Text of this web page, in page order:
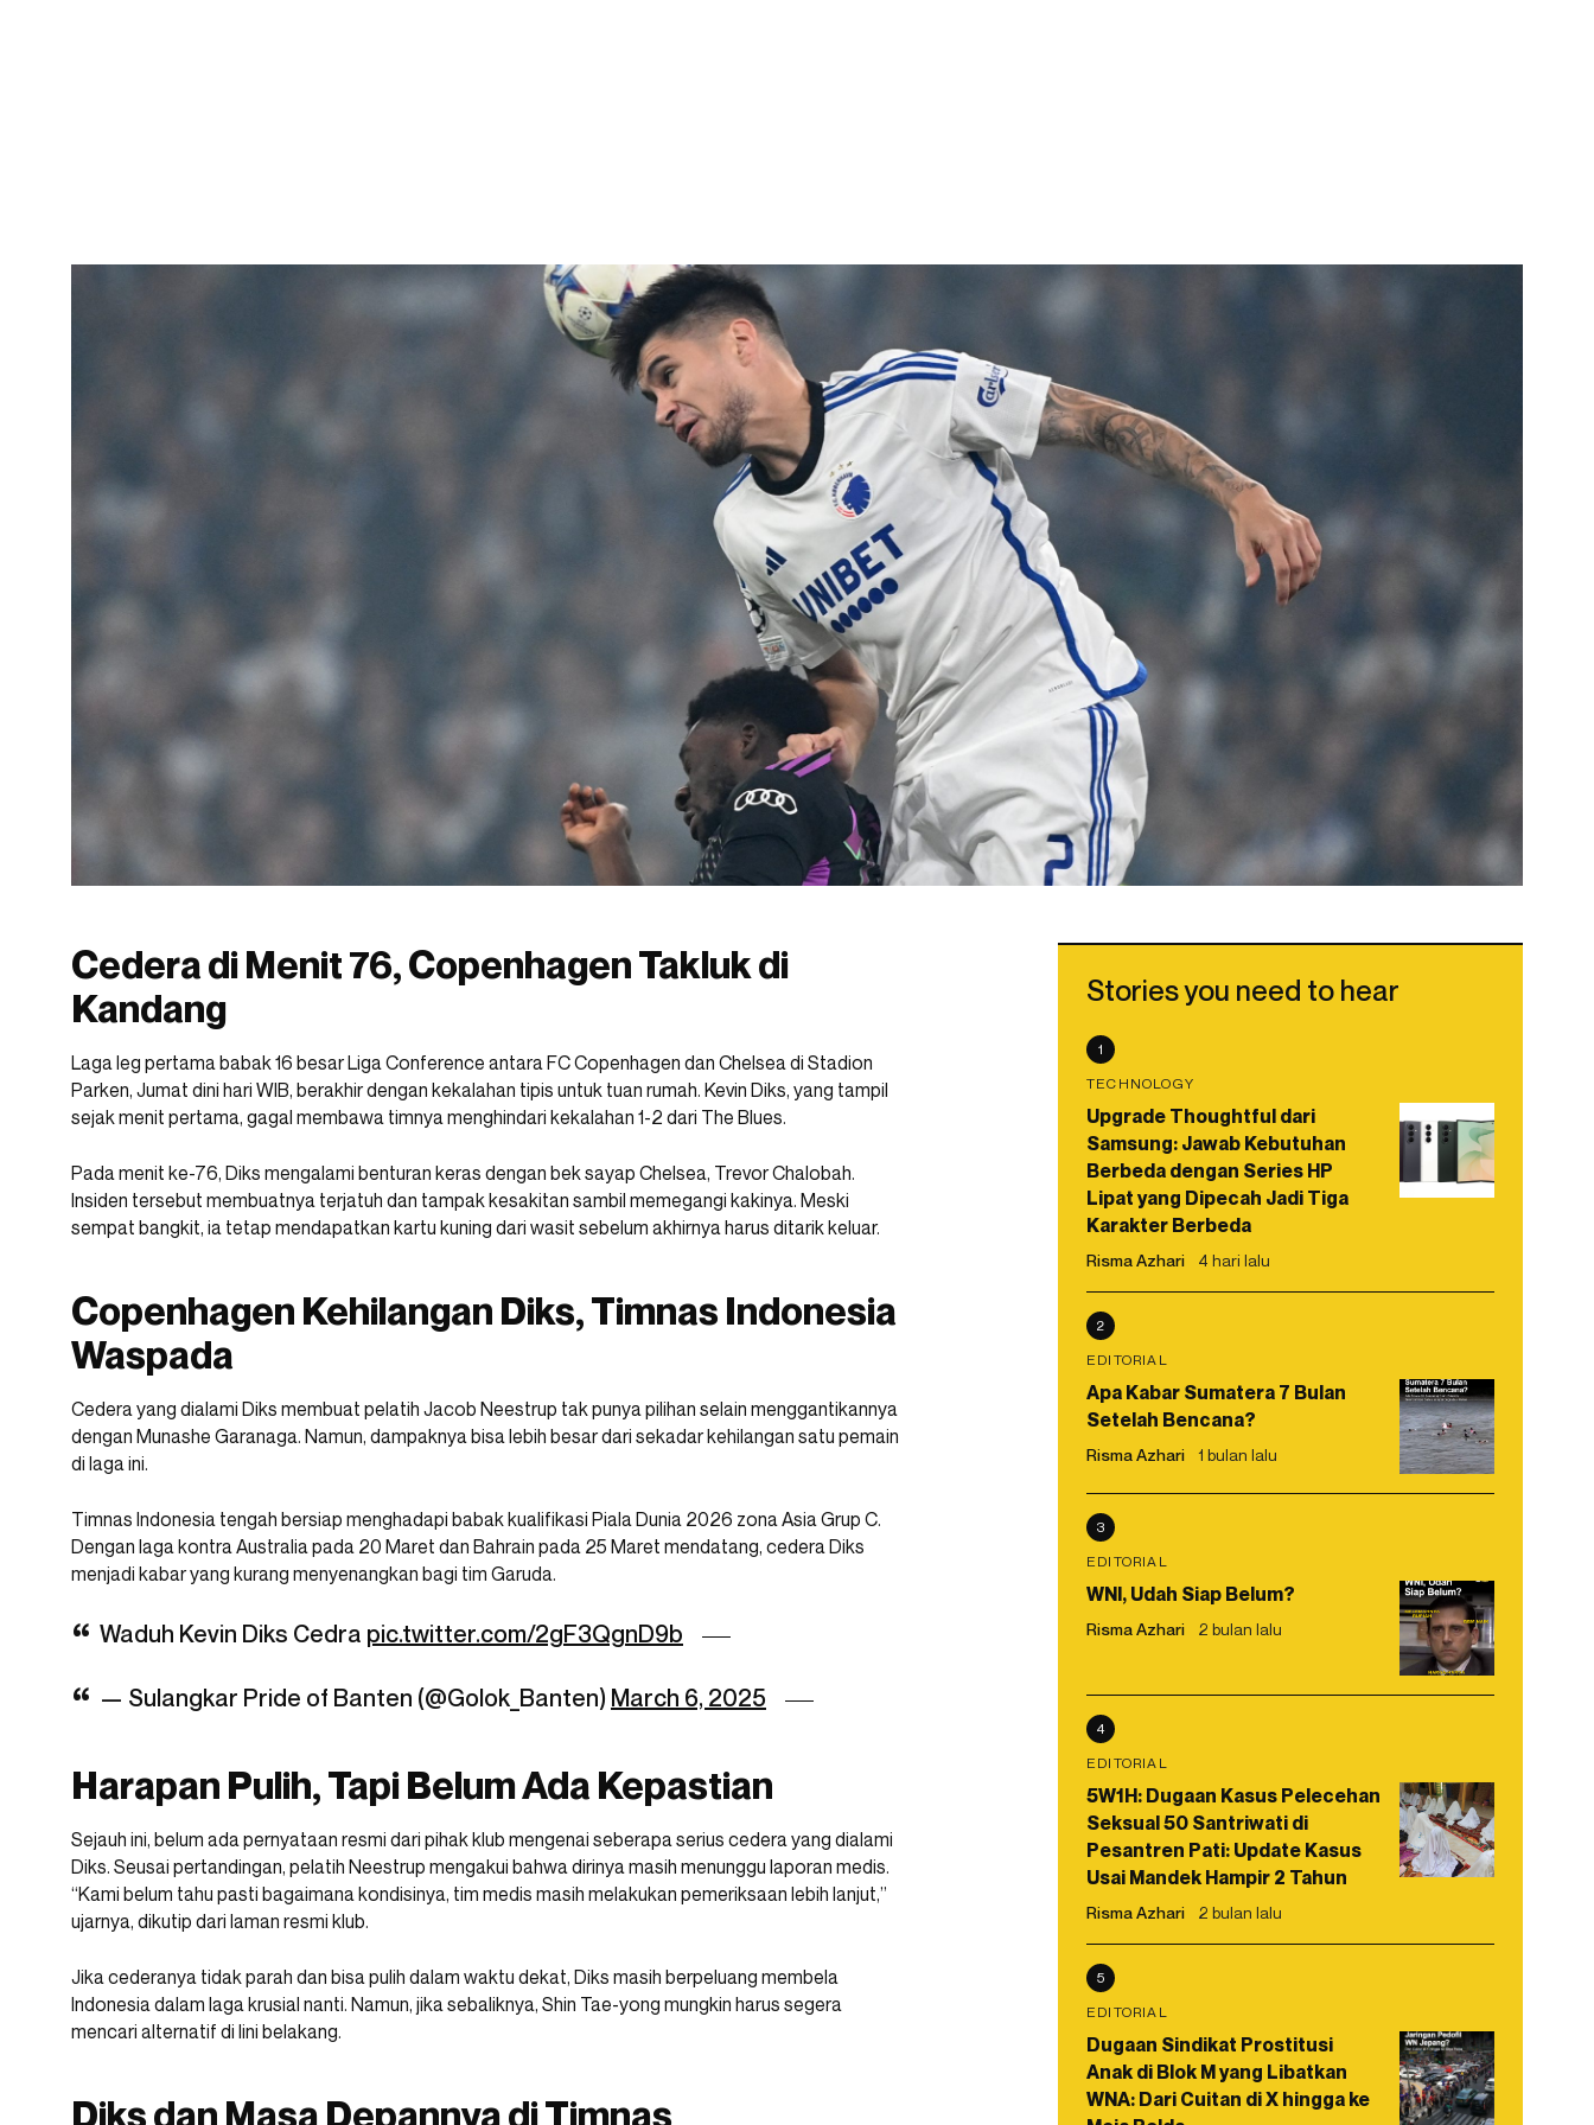
Cedera di Menit 76, Copenhagen Takluk di
Kandang
Laga leg pertama babak 16 besar Liga Conference antara FC Copenhagen dan Chelsea di Stadion
Parken, Jumat dini hari WIB, berakhir dengan kekalahan tipis untuk tuan rumah. Kevin Diks, yang tampil
sejak menit pertama, gagal membawa timnya menghindari kekalahan 1-2 dari The Blues.
Pada menit ke-76, Diks mengalami benturan keras dengan bek sayap Chelsea, Trevor Chalobah.
Insiden tersebut membuatnya terjatuh dan tampak kesakitan sambil memegangi kakinya. Meski
sempat bangkit, ia tetap mendapatkan kartu kuning dari wasit sebelum akhirnya harus ditarik keluar.
Copenhagen Kehilangan Diks, Timnas Indonesia
Waspada
Cedera yang dialami Diks membuat pelatih Jacob Neestrup tak punya pilihan selain menggantikannya
dengan Munashe Garanaga. Namun, dampaknya bisa lebih besar dari sekadar kehilangan satu pemain
di laga ini.
Timnas Indonesia tengah bersiap menghadapi babak kualifikasi Piala Dunia 2026 zona Asia Grup C.
Dengan laga kontra Australia pada 20 Maret dan Bahrain pada 25 Maret mendatang, cedera Diks
menjadi kabar yang kurang menyenangkan bagi tim Garuda.
Waduh Kevin Diks Cedra pic.twitter.com/2gF3QgnD9b
— Sulangkar Pride of Banten (@Golok_Banten) March 6, 2025
Harapan Pulih, Tapi Belum Ada Kepastian
Sejauh ini, belum ada pernyataan resmi dari pihak klub mengenai seberapa serius cedera yang dialami
Diks. Seusai pertandingan, pelatih Neestrup mengakui bahwa dirinya masih menunggu laporan medis.
“Kami belum tahu pasti bagaimana kondisinya, tim medis masih melakukan pemeriksaan lebih lanjut,”
ujarnya, dikutip dari laman resmi klub.
Jika cederanya tidak parah dan bisa pulih dalam waktu dekat, Diks masih berpeluang membela
Indonesia dalam laga krusial nanti. Namun, jika sebaliknya, Shin Tae-yong mungkin harus segera
mencari alternatif di lini belakang.
Diks dan Masa Depannya di Timnas
Stories you need to hear
1
TECHNOLOGY
Upgrade Thoughtful dari
Samsung: Jawab Kebutuhan
Berbeda dengan Series HP
Lipat yang Dipecah Jadi Tiga
Karakter Berbeda
Risma Azhari 4 hari lalu
2
EDITORIAL
Apa Kabar Sumatera 7 Bulan
Setelah Bencana?
Risma Azhari 1 bulan lalu
3
EDITORIAL
WNI, Udah Siap Belum?
Risma Azhari 2 bulan lalu
4
EDITORIAL
5W1H: Dugaan Kasus Pelecehan
Seksual 50 Santriwati di
Pesantren Pati: Update Kasus
Usai Mandek Hampir 2 Tahun
Risma Azhari 2 bulan lalu
5
EDITORIAL
Dugaan Sindikat Prostitusi
Anak di Blok M yang Libatkan
WNA: Dari Cuitan di X hingga ke